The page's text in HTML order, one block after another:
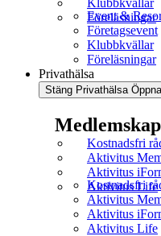
Klubbkvällar
Föreläsningar
Event &
Företagsevent
Klubbkvällar
Föreläsningar
Privathälsa
Stäng Privathälsa
Kostnadsfri
Aktivitus
Aktivitus
Aktivitus Life
Kostnadsfri
Aktivitus
Aktivitus
Aktivitus Life